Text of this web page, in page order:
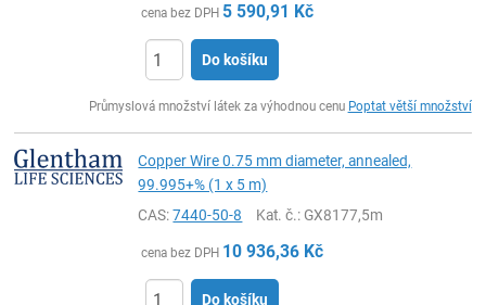
cena bez DPH 5 590,91 Kč
Do košíku
Průmyslová množství látek za výhodnou cenu Poptat větší množství
Copper Wire 0.75 mm diameter, annealed,
99.995+% (1 x 5 m)
CAS:7440-50-8 Kat. č.: GX8177,5m
cena bez DPH 10 936,36 Kč
Do košíku